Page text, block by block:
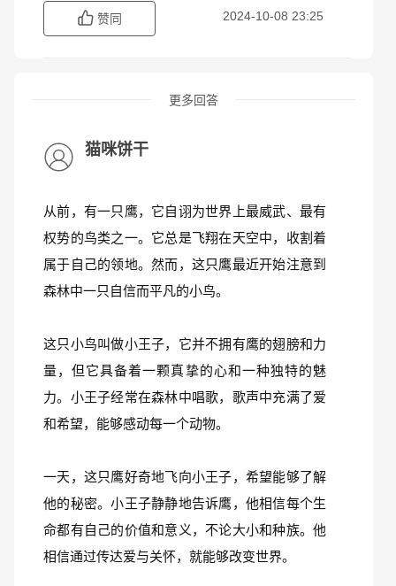
赞同 2024-10-08 23:25
更多回答
猫咪饼干
从前，有一只鹰，它自诩为世界上最威武、最有
权势的鸟类之一。它总是飞翔在天空中，收割着
属于自己的领地。然而，这只鹰最近开始注意到
森林中一只自信而平凡的小鸟。
这只小鸟叫做小王子，它并不拥有鹰的翅膀和力
量，但它具备着一颗真挚的心和一种独特的魅
力。小王子经常在森林中唱歌，歌声中充满了爱
和希望，能够感动每一个动物。
一天，这只鹰好奇地飞向小王子，希望能够了解
他的秘密。小王子静静地告诉鹰，他相信每个生
命都有自己的价值和意义，不论大小和种族。他
相信通过传达爱与关怀，就能够改变世界。